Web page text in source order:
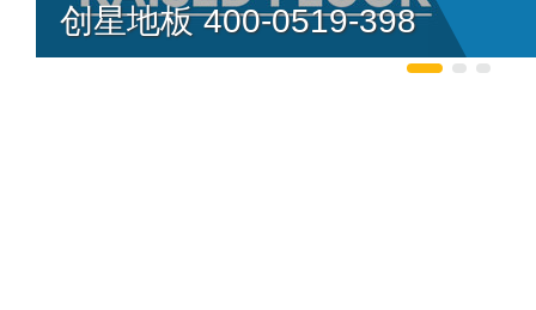
创星地板 400-0519-398